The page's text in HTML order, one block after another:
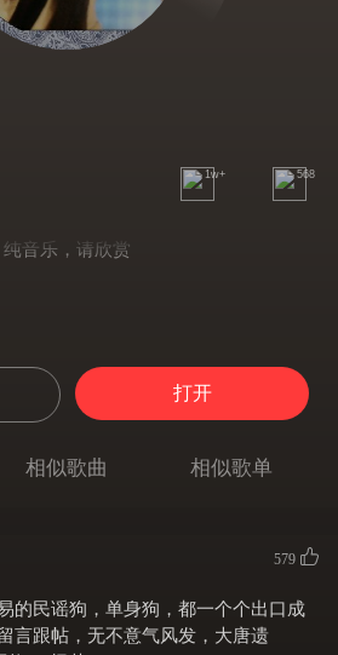
1w+ 568
纯音乐，请欣赏
打开
相似歌曲 相似歌单
579
的民谣狗，单身狗，都一个个出口成
言跟帖，无不意气风发，大唐遗